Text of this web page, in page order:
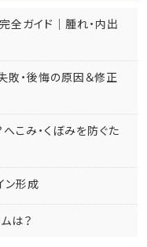
全ガイド｜腫れ・内出
敗・後悔の原因＆修正
こみ・くぼみを防ぐた
ン形成
は？